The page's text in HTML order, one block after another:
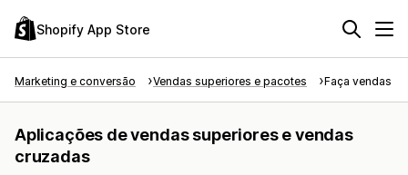
Shopify App Store
Marketing e conversão Vendas superiores e pacotes Faça vendas
Aplicações de vendas superiores e vendas
cruzadas